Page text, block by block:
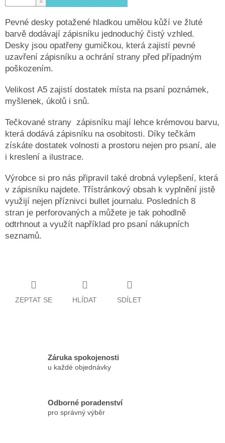
Pevné desky potažené hladkou umělou kůží ve žluté
barvě dodávají zápisníku jednoduchý čistý vzhled.
Desky jsou opatřeny gumičkou, která zajistí pevné
uzavření zápisníku a ochrání strany před případným
poškozením.
Velikost A5 zajistí dostatek místa na psaní poznámek,
myšlenek, úkolů i snů.
Tečkované strany zápisníku mají lehce krémovou barvu,
která dodává zápisníku na osobitosti. Díky tečkám
získáte dostatek volnosti a prostoru nejen pro psaní, ale
i kreslení a ilustrace.
Výrobce si pro nás připravil také drobná vylepšení, která
v zápisníku najdete. Třístránkový obsah k vyplnění jistě
využijí nejen příznivci bullet journalu. Posledních 8
stran je perforovaných a můžete je tak pohodlně
odtrhnout a využít například pro psaní nákupních
seznamů.
ZEPTAT SE HLÍDAT SDÍLET
Záruka spokojenosti
u každé objednávky
Odborné poradenství
pro správný výběr